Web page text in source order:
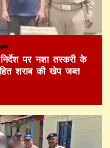
पर नशा तस्करी के
शराब की खेप जब्त